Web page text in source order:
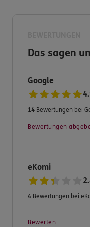
Zusatzleistungen an,
Gerne helfen wir
Wir freuen uns auf
Ihre ERGO
Das sagen
Google
14 Bewertungen bei
Bewertungen
eKomi
4 Bewertungen bei
Bewerten